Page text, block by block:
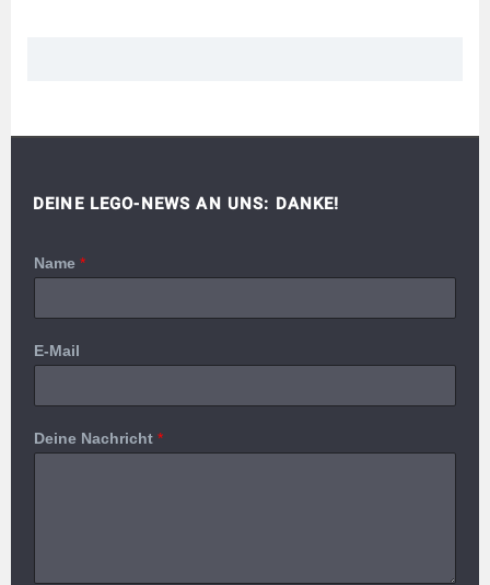
DEINE LEGO-NEWS AN UNS: DANKE!
Name *
E-Mail
Deine Nachricht *